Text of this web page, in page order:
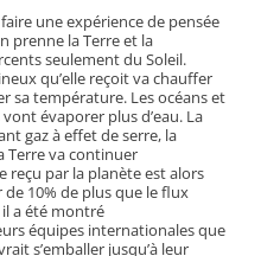
une expérience de pensée
prenne la Terre et la
seulement du Soleil.
qu’elle reçoit va chauffer
sa température. Les océans et
évaporer plus d’eau. La
gaz à effet de serre, la
Terre va continuer
reçu par la planète est alors
10% de plus que le flux
a été montré
équipes internationales que
s’emballer jusqu’à leur